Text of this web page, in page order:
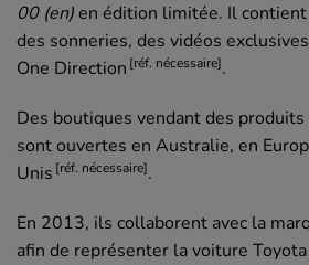
00 (en)en édition limitée. Il
des sonneries, des vidéos
One Direction [réf. nécessaire].
Des boutiques vendant des
sont ouvertes en Australie, en
Unis [réf. nécessaire].
En 2013, ils collaborent avec la
afin de représenter la voiture